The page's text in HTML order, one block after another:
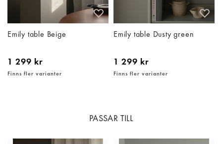
Emily table Beige
1 299 kr
Finns fler varianter
Emily table Dusty green
1 299 kr
Finns fler varianter
PASSAR TILL